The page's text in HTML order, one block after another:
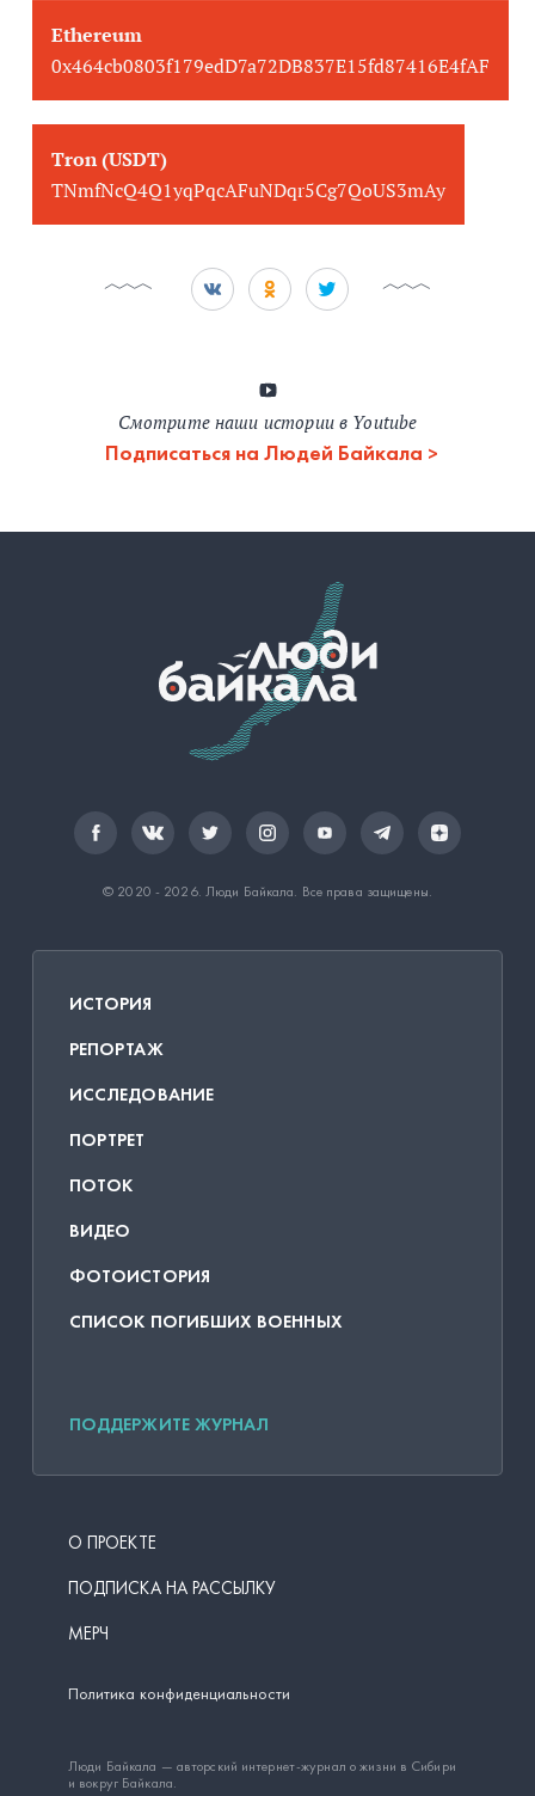
Ethereum
0x464cb0803f179edD7a72DB837E15fd87416E4fAF
Tron (USDT)
TNmfNcQ4Q1yqPqcAFuNDqr5Cg7QoUS3mAy
Смотрите наши истории в Youtube
Подписаться на Людей Байкала
© 2020 - 2026. Люди Байкала . Все права защищены.
ИСТОРИЯ
РЕПОРТАЖ
ИССЛЕДОВАНИЕ
ПОРТРЕТ
ПОТОК
ВИДЕО
ФОТОИСТОРИЯ
СПИСОК ПОГИБШИХ ВОЕННЫХ
ПОДДЕРЖИТЕ ЖУРНАЛ
О ПРОЕКТЕ
ПОДПИСКА НА РАССЫЛКУ
МЕРЧ
Политика конфиденциальности
Люди Байкала — авторский интернет-журнал о жизни в Сибири
и вокруг Байкала.